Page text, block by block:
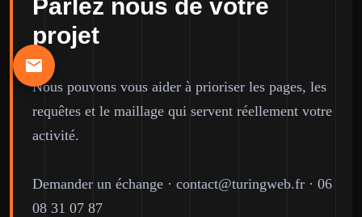
Parlez nous de votre
projet
Nous pouvons vous aider à prioriser les pages, les
requêtes et le maillage qui servent réellement votre
activité.
Demander un échange · contact@turingweb.fr · 06
08 31 07 87